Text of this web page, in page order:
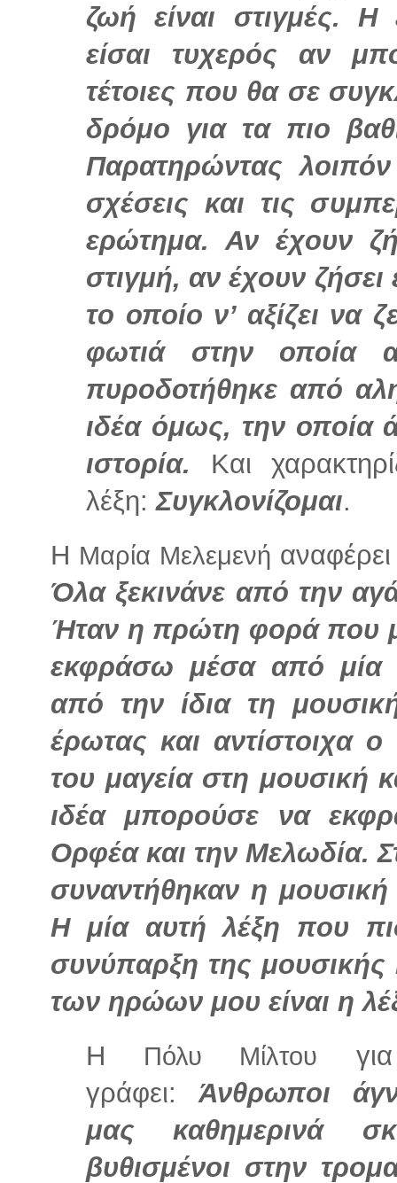
ζωή είναι στιγμές. Η
είσαι τυχερός αν
τέτοιες που θα σε
δρόμο για τα πιο
Παρατηρώντας
σχέσεις και τις
ερώτημα. Αν έχουν
στιγμή, αν έχουν
το οποίο ν’ αξίζει να
φωτιά στην οποία
πυροδοτήθηκε από
ιδέα όμως, την οποία
ιστορία. Και
λέξη:Συγκλονίζομαι.
Η Μαρία Μελεμενή
Όλα ξεκινάνε από την
Ήταν η πρώτη φορά που
εκφράσω μέσα από μία
από την ίδια τη
έρωτας και αντίστοιχα
του μαγεία στη μουσική
ιδέα μπορούσε να
Ορφέα και την
συναντήθηκαν η
Η μία αυτή λέξη που
συνύπαρξη της
των ηρώων μου είναι η
Η Πόλυ Μίλτου
γράφει: Άνθρωποι
μας καθημερινά
βυθισμένοι στην